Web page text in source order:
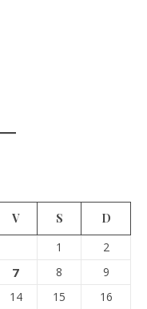
V S
D
1
2
7 8
9
14 15
16